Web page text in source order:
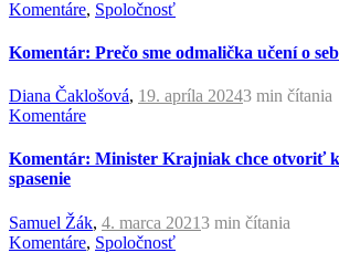
Komentáre, Spoločnosť
Komentár: Prečo sme odmalička učení o
Diana Čaklošová, 19. apríla 20243 min čítania
Komentáre
Komentár: Minister Krajniak chce otvoriť
spasenie
Samuel Žák, 4. marca 20213 min čítania
Komentáre, Spoločnosť